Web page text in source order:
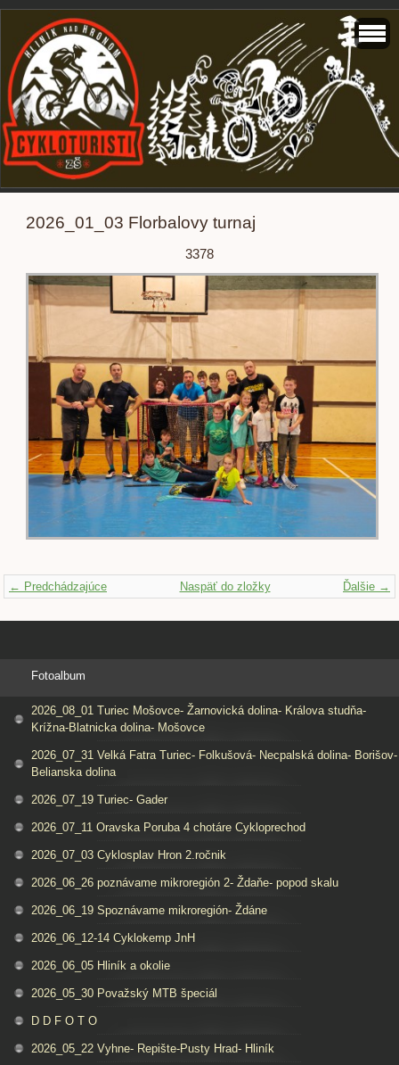
2026_01_03 Florbalovy turnaj
3378
← Predchádzajúce Ďalšie →
Naspäť do zložky
Fotoalbum
2026_08_01 Turiec Mošovce- Žarnovická dolina- Králova studňa-
Krížna-Blatnicka dolina- Mošovce
2026_07_31 Velká Fatra Turiec- Folkušová- Necpalská dolina- Borišov-
Belianska dolina
2026_07_19 Turiec- Gader
2026_07_11 Oravska Poruba 4 chotáre Cykloprechod
2026_07_03 Cyklosplav Hron 2.ročnik
2026_06_26 poznávame mikroregión 2- Ždaňe- popod skalu
2026_06_19 Spoznávame mikroregión- Ždáne
2026_06_12-14 Cyklokemp JnH
2026_06_05 Hliník a okolie
2026_05_30 Považský MTB špeciál
D D F O T O
2026_05_22 Vyhne- Repište-Pusty Hrad- Hliník